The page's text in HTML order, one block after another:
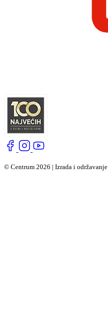
© Centrum 2026 | Izrada i održavanje